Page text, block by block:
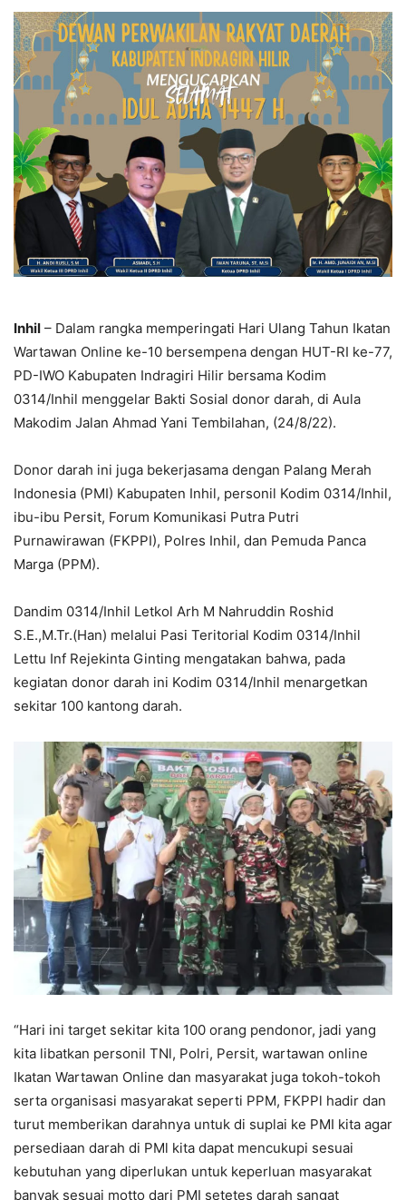
Inhil – Dalam rangka memperingati Hari Ulang Tahun Ikatan
Wartawan Online ke-10 bersempena dengan HUT-RI ke-77,
PD-IWO Kabupaten Indragiri Hilir bersama Kodim
0314/Inhil menggelar Bakti Sosial donor darah, di Aula
Makodim Jalan Ahmad Yani Tembilahan, (24/8/22).
Donor darah ini juga bekerjasama dengan Palang Merah
Indonesia (PMI) Kabupaten Inhil, personil Kodim 0314/Inhil,
ibu-ibu Persit, Forum Komunikasi Putra Putri
Purnawirawan (FKPPI), Polres Inhil, dan Pemuda Panca
Marga (PPM).
Dandim 0314/Inhil Letkol Arh M Nahruddin Roshid
S.E.,M.Tr.(Han) melalui Pasi Teritorial Kodim 0314/Inhil
Lettu Inf Rejekinta Ginting mengatakan bahwa, pada
kegiatan donor darah ini Kodim 0314/lnhil menargetkan
sekitar 100 kantong darah.
“Hari ini target sekitar kita 100 orang pendonor, jadi yang
kita libatkan personil TNl, Polri, Persit, wartawan online
Ikatan Wartawan Online dan masyarakat juga tokoh-tokoh
serta organisasi masyarakat seperti PPM, FKPPl hadir dan
turut memberikan darahnya untuk di suplai ke PMI kita agar
persediaan darah di PMl kita dapat mencukupi sesuai
kebutuhan yang diperlukan untuk keperluan masyarakat
banyak sesuai motto dari PMI setetes darah sangat